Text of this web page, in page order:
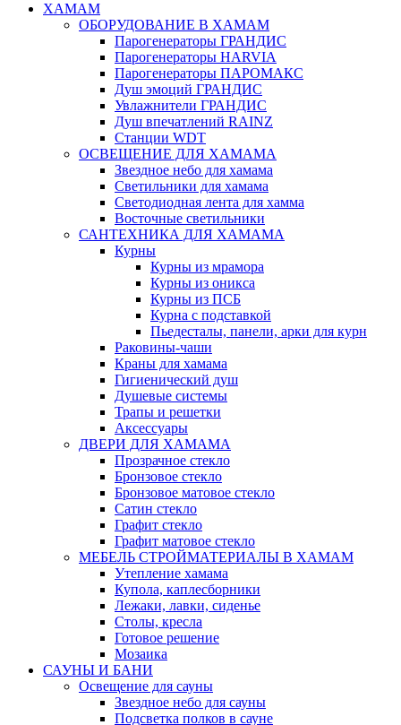
ХАМАМ
ОБОРУДОВАНИЕ В ХАМАМ
Парогенераторы ГРАНДИС
Парогенераторы HARVIA
Парогенераторы ПАРОМАКС
Душ эмоций ГРАНДИС
Увлажнители ГРАНДИС
Душ впечатлений RAINZ
Станции WDT
ОСВЕЩЕНИЕ ДЛЯ ХАМАМА
Звездное небо для хамама
Светильники для хамама
Светодиодная лента для хамма
Восточные светильники
САНТЕХНИКА ДЛЯ ХАМАМА
Курны
Курны из мрамора
Курны из оникса
Курны из ПСБ
Курна с подставкой
Пьедесталы, панели, арки для курн
Раковины-чаши
Краны для хамама
Гигиенический душ
Душевые системы
Трапы и решетки
Аксессуары
ДВЕРИ ДЛЯ ХАМАМА
Прозрачное стекло
Бронзовое стекло
Бронзовое матовое стекло
Сатин стекло
Графит стекло
Графит матовое стекло
МЕБЕЛЬ СТРОЙМАТЕРИАЛЫ В ХАМАМ
Утепление хамама
Купола, каплесборники
Лежаки, лавки, сиденье
Столы, кресла
Готовое решение
Мозаика
САУНЫ И БАНИ
Освещение для сауны
Звездное небо для сауны
Подсветка полков в сауне